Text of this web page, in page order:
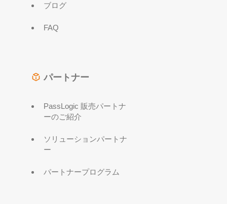
ブログ
FAQ
パートナー
PassLogic 販売パートナ
ーのご紹介
ソリューションパートナ
ー
パートナープログラム